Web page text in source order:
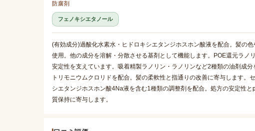
防腐剤
フェノキシエタノール
(有効成分)過酸化水素水・ヒドロキシエタンジホスホン酸液を配合。髪の
使用。他の成分を溶解・分散させる基剤として機能します。POE還元ラ
安定性を支えています。吸着精製ラノリン・ラノリンなど2種類の油剤成
トリモニウムクロリドを配合。髪の柔軟性と指通りの改善に寄与します
シエタンジホスホン酸4Na液を含む1種類の調整剤を配合。処方の安定性
質保持に寄与します。